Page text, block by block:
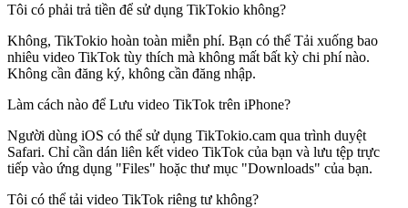
Tôi có phải trả tiền để sử dụng TikTokio không?
Không, TikTokio hoàn toàn miễn phí. Bạn có thể Tải xuống bao
nhiêu video TikTok tùy thích mà không mất bất kỳ chi phí nào.
Không cần đăng ký, không cần đăng nhập.
Làm cách nào để Lưu video TikTok trên iPhone?
Người dùng iOS có thể sử dụng TikTokio.cam qua trình duyệt
Safari. Chỉ cần dán liên kết video TikTok của bạn và lưu tệp trực
tiếp vào ứng dụng "Files" hoặc thư mục "Downloads" của bạn.
Tôi có thể tải video TikTok riêng tư không?